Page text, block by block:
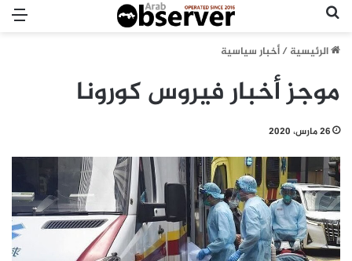
الرئيسية/أخبار سياسية
موجز أخبار فيروس كورونا
26 مارس، 2020